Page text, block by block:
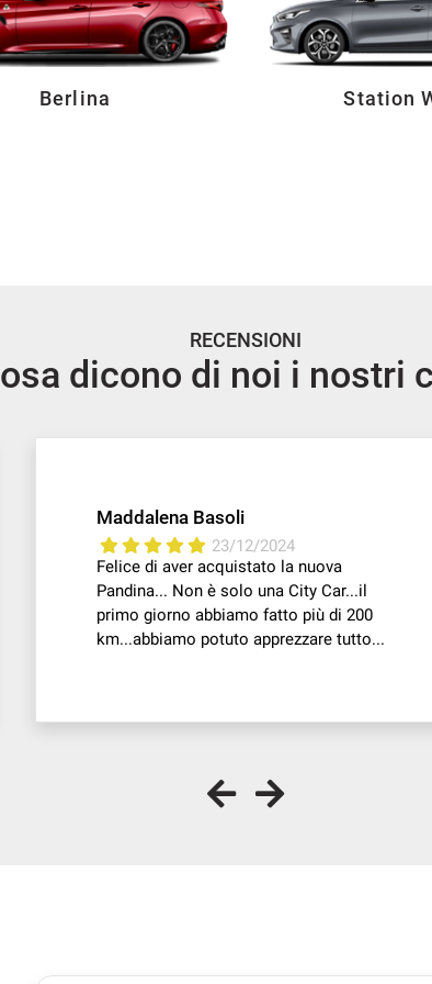
Berlina Station
RECENSIONI
dicono di noi i nostri
Maddalena Basoli
23/12/2024
Felice di aver acquistato la nuova
Pandina... Non è solo una City Car...il
primo giorno abbiamo fatto più di 200
km...abbiamo potuto apprezzare tutto...